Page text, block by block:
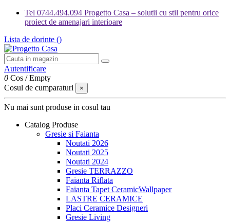
Tel 0744.494.094 Progetto Casa – solutii cu stil pentru orice
proiect de amenajari interioare
Lista de dorinte ()
Autentificare
0 Cos /Empty
Cosul de cumparaturi
×
Nu mai sunt produse in cosul tau
Catalog Produse
Gresie si Faianta
Noutati 2026
Noutati 2025
Noutati 2024
Gresie TERRAZZO
Faianta Riflata
Faianta Tapet CeramicWallpaper
LASTRE CERAMICE
Placi Ceramice Designeri
Gresie Living